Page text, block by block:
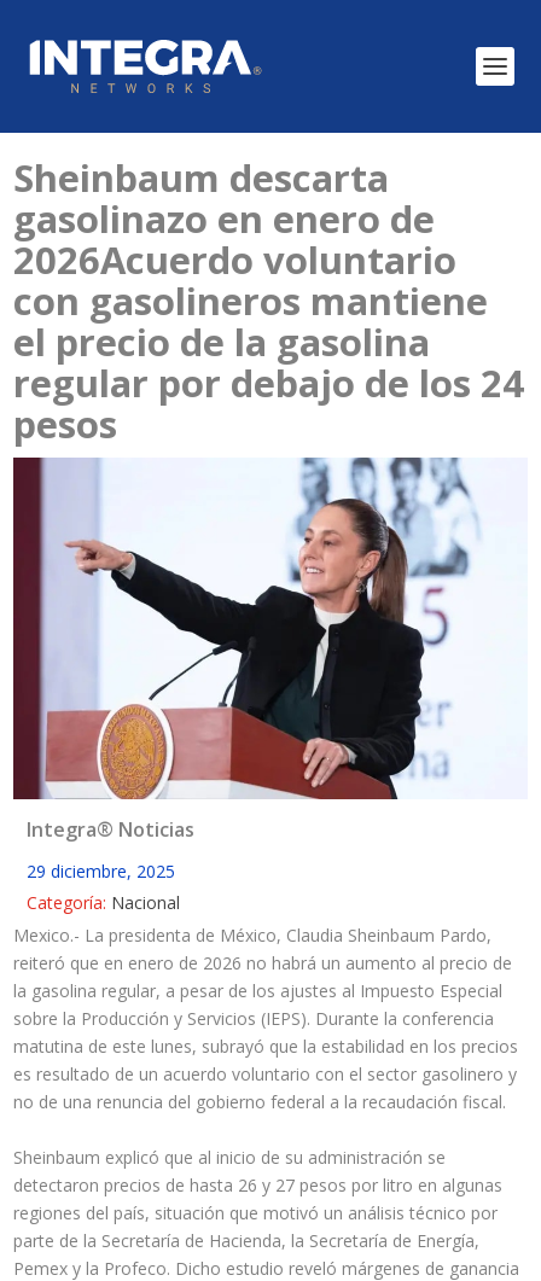
Sheinbaum descarta
gasolinazo en enero de
2026Acuerdo voluntario
con gasolineros mantiene
el precio de la gasolina
regular por debajo de los 24
pesos
Integra® Noticias
29 diciembre, 2025
Categoría: Nacional
Mexico.- La presidenta de México, Claudia Sheinbaum Pardo,
reiteró que en enero de 2026 no habrá un aumento al precio de
la gasolina regular, a pesar de los ajustes al Impuesto Especial
sobre la Producción y Servicios (IEPS). Durante la conferencia
matutina de este lunes, subrayó que la estabilidad en los precios
es resultado de un acuerdo voluntario con el sector gasolinero y
no de una renuncia del gobierno federal a la recaudación fiscal.
Sheinbaum explicó que al inicio de su administración se
detectaron precios de hasta 26 y 27 pesos por litro en algunas
regiones del país, situación que motivó un análisis técnico por
parte de la Secretaría de Hacienda, la Secretaría de Energía,
Pemex y la Profeco. Dicho estudio reveló márgenes de ganancia